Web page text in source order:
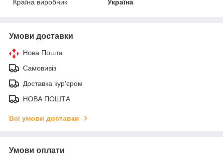
Країна виробник Україна
Умови доставки
Нова Пошта
Самовивіз
Доставка кур'єром
НОВА ПОШТА
Всі умови доставки
Умови оплати